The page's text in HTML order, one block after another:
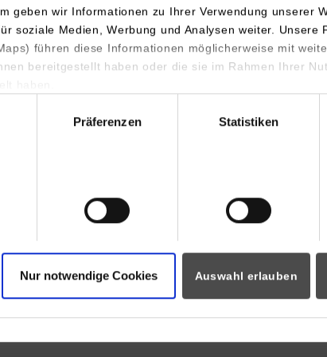
geben wir Informationen zu Ihrer Verwendung unserer
soziale Medien, Werbung und Analysen weiter. Unsere
führen diese Informationen möglicherweise mit
bereitgestellt haben oder die sie im Rahmen Ihrer
Präferenzen Statistiken
Nur notwendige Cookies Auswahl erlauben
Studierenden ermöglichen, Studium und Beruf optimal
Bachelor zum Master an der DHBW
Curriculum und weitere Downloads